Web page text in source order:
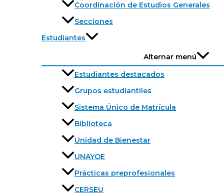
Coordinación de Estudios Generales
Secciones
Estudiantes
Alternar menú
Estudiantes destacados
Grupos estudiantiles
Sistema Único de Matrícula
Biblioteca
Unidad de Bienestar
UNAYOE
Prácticas preprofesionales
CERSEU